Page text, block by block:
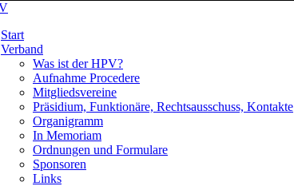
Start
Verband
Was ist der HPV?
Aufnahme Procedere
Mitgliedsvereine
Präsidium, Funktionäre, Rechtsausschuss, Kontakte
Organigramm
In Memoriam
Ordnungen und Formulare
Sponsoren
Links